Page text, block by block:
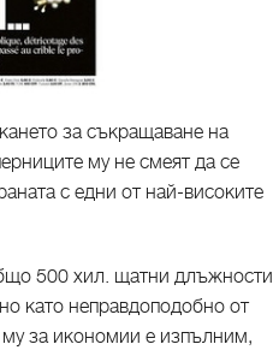
за съкращаване на
му не смеят да се
с едни от най-високите
500 хил. щатни длъжности
като неправдоподобно от
за икономии е изпълним,